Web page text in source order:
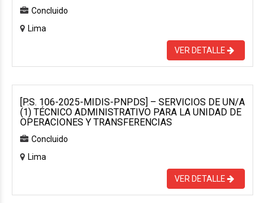
Concluido
Lima
VER DETALLE
[P.S. 106-2025-MIDIS-PNPDS] – SERVICIOS DE UN/A
(1) TÉCNICO ADMINISTRATIVO PARA LA UNIDAD DE
OPERACIONES Y TRANSFERENCIAS
Concluido
Lima
VER DETALLE